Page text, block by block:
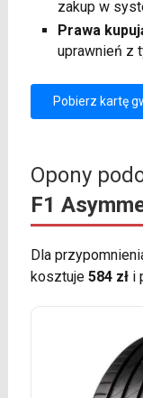
zakup w
Prawa
uprawnień z
Pobierz kartę
Opony
F1
Dla
kosztuje 584 złi